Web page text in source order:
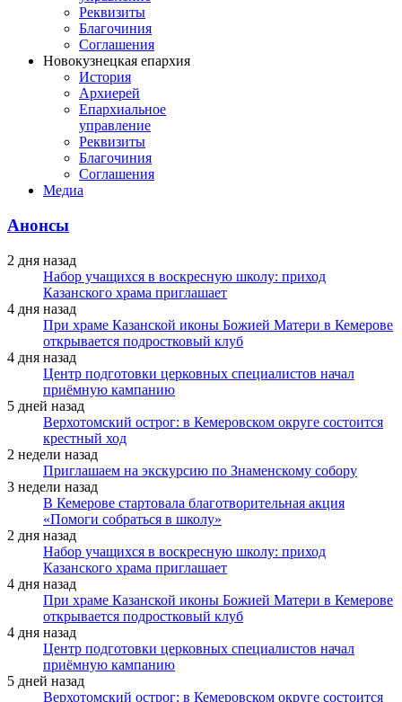
Реквизиты
Благочиния
Соглашения
Новокузнецкая епархия
История
Архиерей
Епархиальное
управление
Реквизиты
Благочиния
Соглашения
Медиа
Анонсы
2 дня назад
Набор учащихся в воскресную школу: приход
Казанского храма приглашает
4 дня назад
При храме Казанской иконы Божией Матери в Кемерове
открывается подростковый клуб
4 дня назад
Центр подготовки церковных специалистов начал
приёмную кампанию
5 дней назад
Верхотомский острог: в Кемеровском округе состоится
крестный ход
2 недели назад
Приглашаем на экскурсию по Знаменскому собору
3 недели назад
В Кемерове стартовала благотворительная акция
«Помоги собраться в школу»
2 дня назад
Набор учащихся в воскресную школу: приход
Казанского храма приглашает
4 дня назад
При храме Казанской иконы Божией Матери в Кемерове
открывается подростковый клуб
4 дня назад
Центр подготовки церковных специалистов начал
приёмную кампанию
5 дней назад
Верхотомский острог: в Кемеровском округе состоится